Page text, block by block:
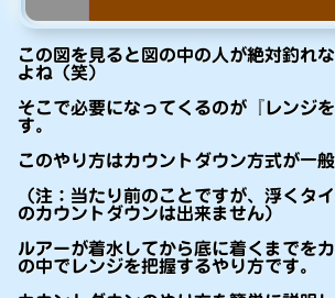
この図を見ると図の中の人が絶対釣れ
よね（笑）
そこで必要になってくるのが『レンジ
す。
このやり方はカウントダウン方式が一般
（注：当たり前のことですが、浮くタ
のカウントダウンは出来ません）
ルアーが着水してから底に着くまでを
の中でレンジを把握するやり方です。